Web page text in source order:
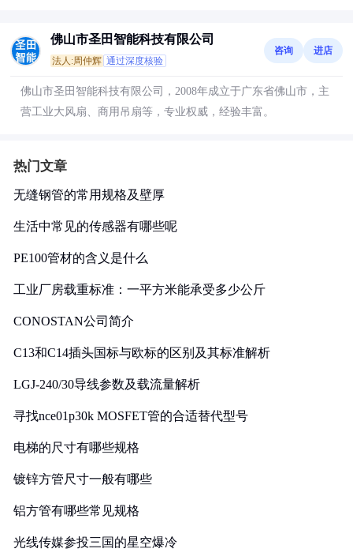
佛山市圣田智能科技有限公司
法人:周仲辉 通过深度核验
咨询 进店
佛山市圣田智能科技有限公司，2008年成立于广东省佛山市，主
营工业大风扇、商用吊扇等，专业权威，经验丰富。
热门文章
无缝钢管的常用规格及壁厚
生活中常见的传感器有哪些呢
PE100管材的含义是什么
工业厂房载重标准：一平方米能承受多少公斤
CONOSTAN公司简介
C13和C14插头国标与欧标的区别及其标准解析
LGJ-240/30导线参数及载流量解析
寻找nce01p30k MOSFET管的合适替代型号
电梯的尺寸有哪些规格
镀锌方管尺寸一般有哪些
铝方管有哪些常见规格
光线传媒参投三国的星空爆冷